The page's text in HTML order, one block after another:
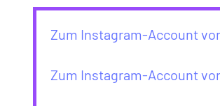
Zum Instagram-Account
Zum Instagram-Account